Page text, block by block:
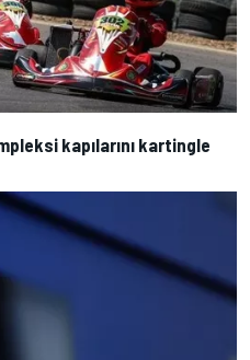
kapılarını kartingle